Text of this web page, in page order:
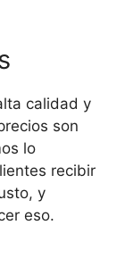
calidad y
son
lo
recibir
y
eso.